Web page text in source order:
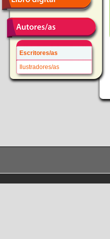
Escritores/as
Ilustradores/as